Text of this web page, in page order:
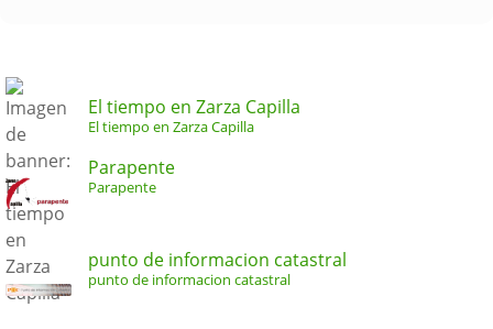
El tiempo en Zarza Capilla
El tiempo en Zarza Capilla
Parapente
Parapente
punto de informacion catastral
punto de informacion catastral